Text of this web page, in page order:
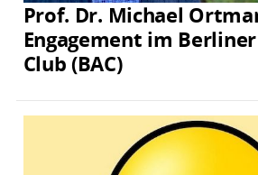
Prof. Dr. Michael
Engagement im
Club (BAC)